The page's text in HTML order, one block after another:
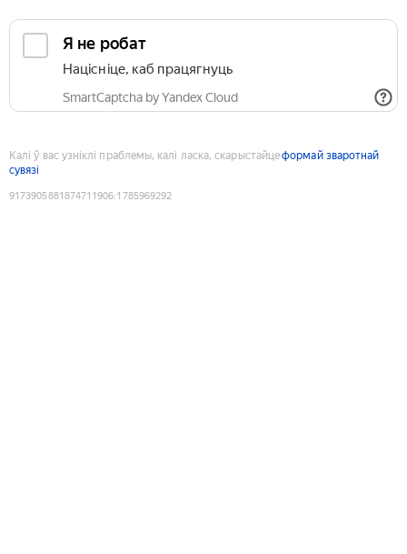
Я не робат
Націсніце, каб працягнуць
SmartCaptcha by Yandex Cloud
Калі ў вас узніклі праблемы, калі ласка, скарыстайцеформай зваротнай
сувязі
9173905881874711906:1785969292